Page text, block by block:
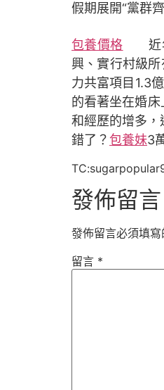
假期展開“黨群
包養價格 近
興、實行村級所
力共富項目1.3
的看著坐在婚
和經歷的增多
錯了？包養妹3
發佈留言
發佈留言必須填
留言 *